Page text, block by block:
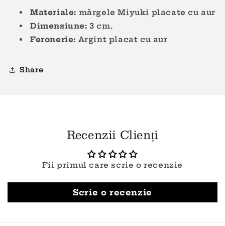
Materiale: mărgele Miyuki placate cu aur
Dimensiune: 3 cm.
Feronerie: Argint placat cu aur
Share
Recenzii Clienți
Fii primul care scrie o recenzie
Scrie o recenzie